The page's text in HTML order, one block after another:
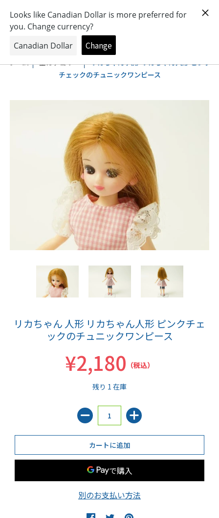
ホーム 全カテゴリー
リカちゃん 人形 リカちゃん人形 ピンク
チェックのチュニックワンピース
リカちゃん 人形 リカちゃん人形 ピンクチェ
ックのチュニックワンピース
¥2,180 （税込）
残り 1 在庫
別のお支払い方法